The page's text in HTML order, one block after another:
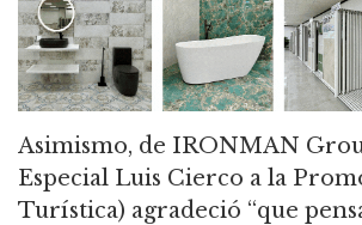
Asimismo, de IRONMAN
Especial Luis Cierco a la
Turística) agradeció “que